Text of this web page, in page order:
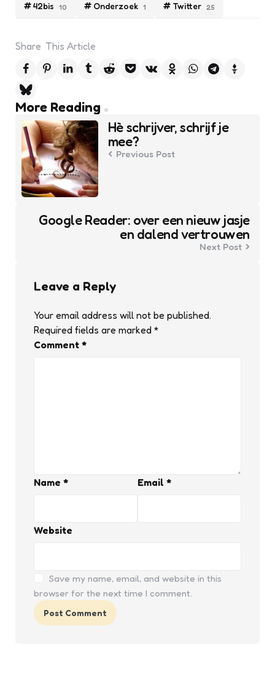
42bis 10 Onderzoek 1 Twitter 25
Share This Article
More Reading
Post
navigation
Hè schrijver, schrijf je
mee?
Previous Post
Google Reader: over een nieuw jasje
en dalend vertrouwen
Next Post
Leave a Reply
Your email address will not be published.
Required fields are marked *
Comment *
Name * Email *
Website
Save my name, email, and website in this
browser for the next time I comment.